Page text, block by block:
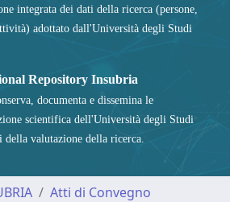
integrata dei dati della ricerca (persone,
adottato dall'Università degli Studi
Repository Insubria
documenta e dissemina le
scientifica dell'Università degli Studi
valutazione della ricerca.
Atti di Convegno